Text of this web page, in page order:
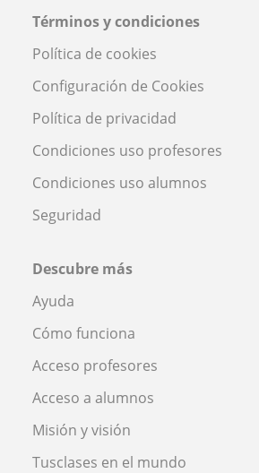
Términos y condiciones
Política de cookies
Configuración de Cookies
Política de privacidad
Condiciones uso profesores
Condiciones uso alumnos
Seguridad
Descubre más
Ayuda
Cómo funciona
Acceso profesores
Acceso a alumnos
Misión y visión
Tusclases en el mundo